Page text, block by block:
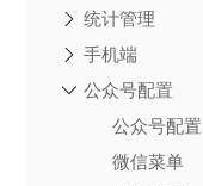
统计管理
手机端
公众号配置
公众号配置
微信菜单